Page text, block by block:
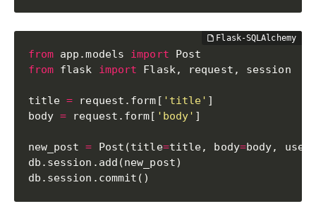
from app .models import
from flask import Flask, request , session
title = request . form [ 'title' ]
body = request . form [ 'body' ]
new_post = Post (title=title, body=body,
db . session . add (new_post)
db . session . commit ( )